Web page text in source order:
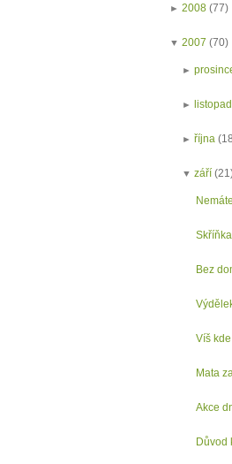
► 2008 (77)
▼ 2007 (70)
►
►
►října
▼září
Bez
Víš
Mata
Akce
Důvod